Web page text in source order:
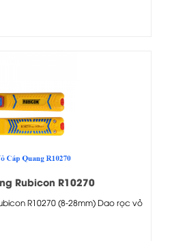
Rubicon R10270
R10270 (8-28mm) Dao rọc vỏ